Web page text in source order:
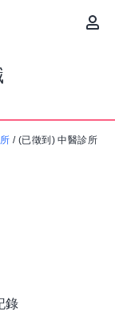
/(已徵到) 中醫診所
錄